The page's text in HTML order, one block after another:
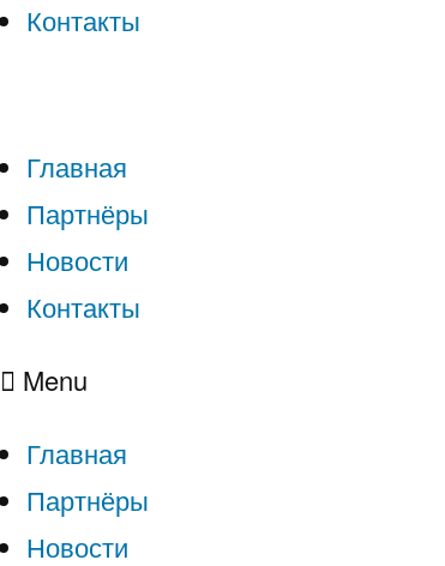
Контакты
Главная
Партнёры
Новости
Контакты
Menu
Главная
Партнёры
Новости